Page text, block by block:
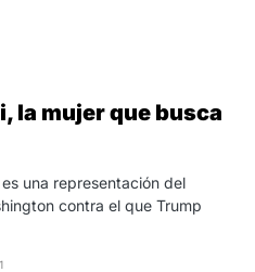
la mujer que busca
una representación del
contra el que Trump